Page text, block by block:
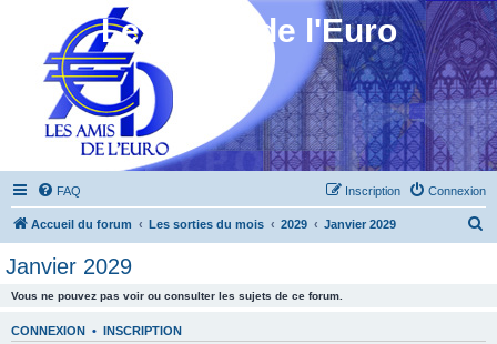
Les Amis de l'Euro
FAQ Connexion
Inscription
Accueil du forum Les sorties du mois 2029 Janvier 2029
Janvier 2029
Vous ne pouvez pas voir ou consulter les sujets de ce forum.
CONNEXION • INSCRIPTION